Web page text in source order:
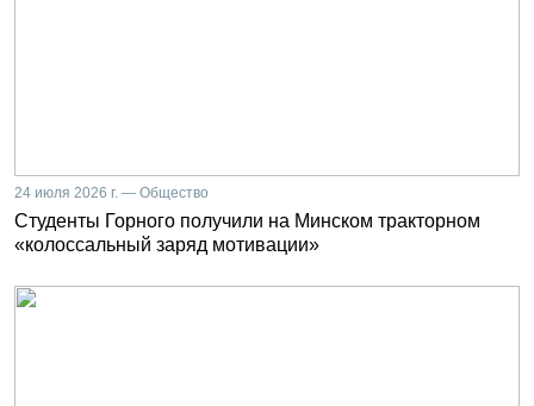
24 июля 2026 г. — Общество
Студенты Горного получили на Минском тракторном
«колоссальный заряд мотивации»